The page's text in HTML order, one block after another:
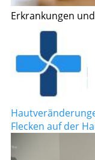
Erkrankungen
Flecken auf der